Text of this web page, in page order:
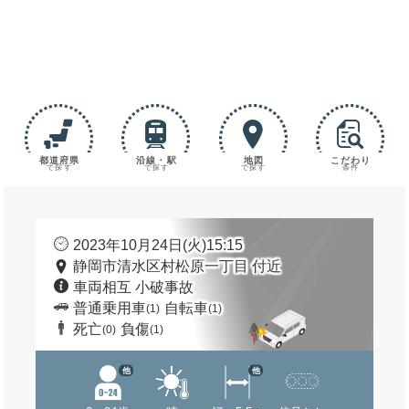
都道府県
で探す
沿線・駅
で探す
地図
で探す
こだわり
条件
2023年10月24日(火)15:15
静岡市清水区村松原一丁目 付近
車両相互 小破事故
普通乗用車(1) 自転車(1)
死亡(0) 負傷(1)
他 他